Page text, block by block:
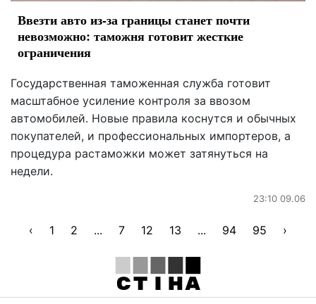
Ввезти авто из-за границы станет почти
невозможно: таможня готовит жесткие
ограничения
Государственная таможенная служба готовит
масштабное усиление контроля за ввозом
автомобилей. Новые правила коснутся и обычных
покупателей, и профессиональных импортеров, а
процедура растаможки может затянуться на
недели.
23:10 09.06
‹ 1 2 ... 7 12 13 ... 94 95 ›